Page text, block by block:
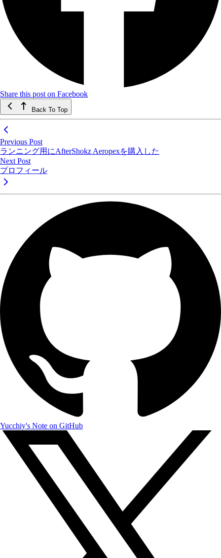
Share this post on Facebook
Back To Top
Previous Post
ランニング用にAfterShokz Aeropexを購入した
Next Post
プロフィール
Yucchiy's Note on GitHub